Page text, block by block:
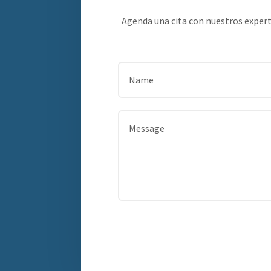
Agenda una cita con nuestros